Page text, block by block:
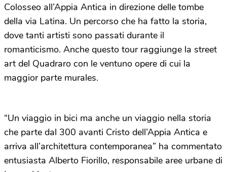
Colosseo all’Appia Antica in direzione delle tombe
della via Latina. Un percorso che ha fatto la storia,
dove tanti artisti sono passati durante il
romanticismo. Anche questo tour raggiunge la street
art del Quadraro con le ventuno opere di cui la
maggior parte murales.
“Un viaggio in bici ma anche un viaggio nella storia
che parte dal 300 avanti Cristo dell’Appia Antica e
arriva all’architettura contemporanea” ha commentato
entusiasta Alberto Fiorillo, responsabile aree urbane di